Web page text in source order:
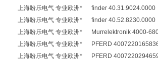
上海盼乐电气 专业欧洲* finder 40.31.9024.0000
上海盼乐电气 专业欧洲* finder 40.52.8230.0000
上海盼乐电气 专业欧洲* Murrelektronik 4000-
上海盼乐电气 专业欧洲* PFERD
上海盼乐电气 专业欧洲* PFERD